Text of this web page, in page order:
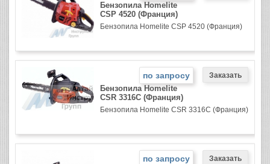
Бензопила Homelite
CSP 4520 (Франция)
Бензопила Homelite CSP 4520 (Франция)
по запросу
Бензопила Homelite
CSR 3316C (Франция)
Бензопила Homelite CSR 3316C (Франция)
по запросу